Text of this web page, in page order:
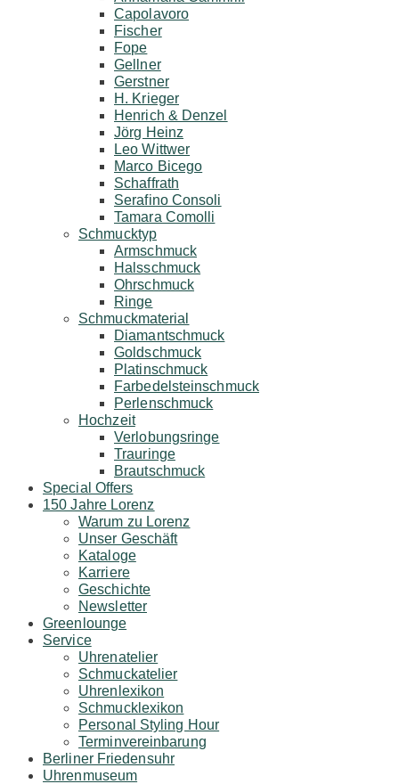
Capolavoro
Fischer
Fope
Gellner
Gerstner
H. Krieger
Henrich & Denzel
Jörg Heinz
Leo Wittwer
Marco Bicego
Schaffrath
Serafino Consoli
Tamara Comolli
Schmucktyp
Armschmuck
Halsschmuck
Ohrschmuck
Ringe
Schmuckmaterial
Diamantschmuck
Goldschmuck
Platinschmuck
Farbedelsteinschmuck
Perlenschmuck
Hochzeit
Verlobungsringe
Trauringe
Brautschmuck
Special Offers
150 Jahre Lorenz
Warum zu Lorenz
Unser Geschäft
Kataloge
Karriere
Geschichte
Newsletter
Greenlounge
Service
Uhrenatelier
Schmuckatelier
Uhrenlexikon
Schmucklexikon
Personal Styling Hour
Terminvereinbarung
Berliner Friedensuhr
Uhrenmuseum